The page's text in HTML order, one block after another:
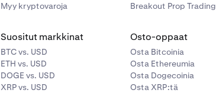
Myy kryptovaroja
Breakout Prop Trading
Suositut markkinat
BTC vs. USD
ETH vs. USD
DOGE vs. USD
XRP vs. USD
Osto-oppaat
Osta Bitcoinia
Osta Ethereumia
Osta Dogecoinia
Osta XRP:tä